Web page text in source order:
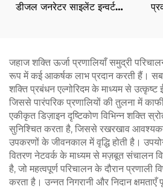
डीजल जनरेटर साइलेंट इन्वर्टर
जहाज शक्ति ऊर्जा प्रणालियाँ समुद्री
रूप में कई आकर्षक लाभ प्रदान करती हैं।
शक्ति प्रबंधन एल्गोरिदम के माध्यम से उत्कृष्ट
जिससे पारंपरिक प्रणालियों की तुलना में
एकीकृत डिज़ाइन दृष्टिकोण विभिन्न शक्ति
सुनिश्चित करता है, जिससे रखरखाव
उपकरणों के जीवनकाल में वृद्धि होती है।
वितरण नेटवर्क के माध्यम से मज़बूत संचालन
है, जो महत्वपूर्ण परिचालन के दौरान
करता है। उन्नत निगरानी और निदान क्षमताएँ